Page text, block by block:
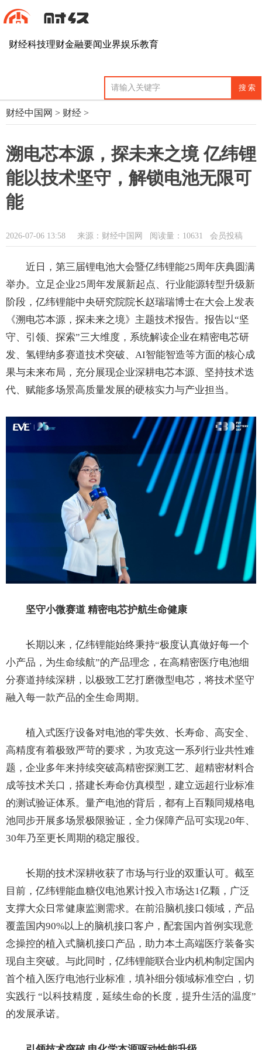
财经科技理财金融要闻业界娱乐教育
财经中国网 > 财经 >
溯电芯本源，探未来之境 亿纬锂
能以技术坚守，解锁电池无限可
能
2026-07-06 13:58 来源：财经中国网 阅读量：10631 会员投稿
近日，第三届锂电池大会暨亿纬锂能25周年庆典圆满
举办。立足企业25周年发展新起点、行业能源转型升级新
阶段，亿纬锂能中央研究院院长赵瑞瑞博士在大会上发表
《溯电芯本源，探未来之境》主题技术报告。报告以“坚
守、引领、探索”三大维度，系统解读企业在精密电芯研
发、氢锂纳多赛道技术突破、AI智能智造等方面的核心成
果与未来布局，充分展现企业深耕电芯本源、坚持技术迭
代、赋能多场景高质量发展的硬核实力与产业担当。
坚守小微赛道 精密电芯护航生命健康
长期以来，亿纬锂能始终秉持“极度认真做好每一个
小产品，为生命续航”的产品理念，在高精密医疗电池细
分赛道持续深耕，以极致工艺打磨微型电芯，将技术坚守
融入每一款产品的全生命周期。
植入式医疗设备对电池的零失效、长寿命、高安全、
高精度有着极致严苛的要求，为攻克这一系列行业共性难
题，企业多年来持续突破高精密探测工艺、超精密材料合
成等技术关口，搭建长寿命仿真模型，建立远超行业标准
的测试验证体系。量产电池的背后，都有上百颗同规格电
池同步开展多场景极限验证，全力保障产品可实现20年、
30年乃至更长周期的稳定服役。
长期的技术深耕收获了市场与行业的双重认可。截至
目前，亿纬锂能血糖仪电池累计投入市场达1亿颗，广泛
支撑大众日常健康监测需求。在前沿脑机接口领域，产品
覆盖国内90%以上的脑机接口客户，配套国内首例实现意
念操控的植入式脑机接口产品，助力本土高端医疗装备实
现自主突破。与此同时，亿纬锂能联合业内机构制定国内
首个植入医疗电池行业标准，填补细分领域标准空白，切
实践行 “以科技精度，延续生命的长度，提升生活的温度”
的发展承诺。